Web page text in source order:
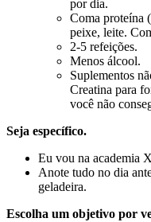
por dia.
Coma proteína
peixe, leite.
2-5 refeições.
Menos álcool.
Suplementos
Creatina para
você não
Seja específico.
Eu vou na academia
Anote tudo no dia
geladeira.
Escolha um objetivo por